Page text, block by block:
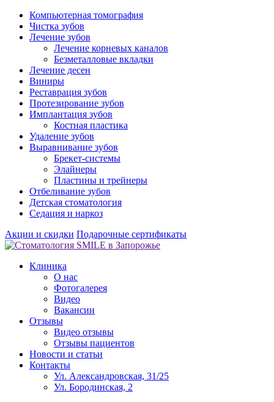
Компьютерная томография
Чистка зубов
Лечение зубов
Лечение корневых каналов
Безметалловые вкладки
Лечение десен
Виниры
Реставрация зубов
Протезирование зубов
Имплантация зубов
Костная пластика
Удаление зубов
Выравнивание зубов
Брекет-системы
Элайнеры
Пластины и трейнеры
Отбеливание зубов
Детская стоматология
Седация и наркоз
Акции и скидки Подарочные сертификаты
Клиника
О нас
Фотогалерея
Видео
Вакансии
Отзывы
Видео отзывы
Отзывы пациентов
Новости и статьи
Контакты
Ул. Александровская, 31/25
Ул. Бородинская, 2